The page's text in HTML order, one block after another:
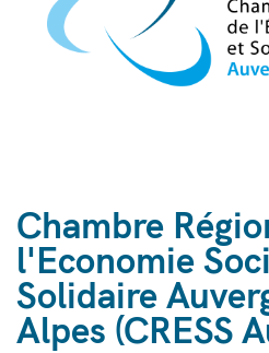
Chambre
l'Economie
Solidaire
Alpes (CRESS